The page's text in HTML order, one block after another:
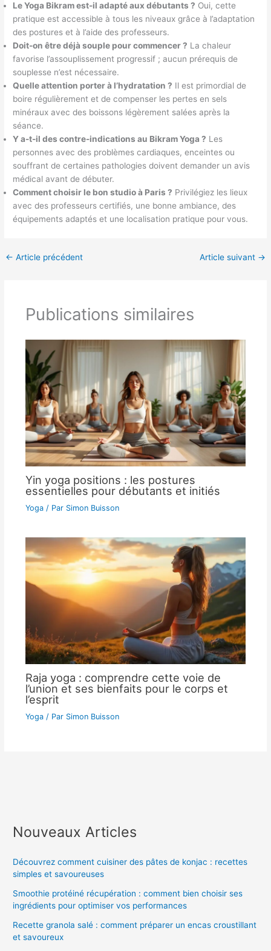
Le Yoga Bikram est-il adapté aux débutants ? Oui, cette
pratique est accessible à tous les niveaux grâce à l’adaptation
des postures et à l’aide des professeurs.
Doit-on être déjà souple pour commencer ? La chaleur
favorise l’assouplissement progressif ; aucun prérequis de
souplesse n’est nécessaire.
Quelle attention porter à l’hydratation ? Il est primordial de
boire régulièrement et de compenser les pertes en sels
minéraux avec des boissons légèrement salées après la
séance.
Y a-t-il des contre-indications au Bikram Yoga ? Les
personnes avec des problèmes cardiaques, enceintes ou
souffrant de certaines pathologies doivent demander un avis
médical avant de débuter.
Comment choisir le bon studio à Paris ? Privilégiez les lieux
avec des professeurs certifiés, une bonne ambiance, des
équipements adaptés et une localisation pratique pour vous.
← Article précédent Article suivant →
Publications similaires
Yin yoga positions : les postures
essentielles pour débutants et initiés
Yoga/ Par Simon Buisson
Raja yoga : comprendre cette voie de
l’union et ses bienfaits pour le corps et
l’esprit
Yoga/ Par Simon Buisson
Nouveaux Articles
Découvrez comment cuisiner des pâtes de konjac : recettes
simples et savoureuses
Smoothie protéiné récupération : comment bien choisir ses
ingrédients pour optimiser vos performances
Recette granola salé : comment préparer un encas croustillant
et savoureux